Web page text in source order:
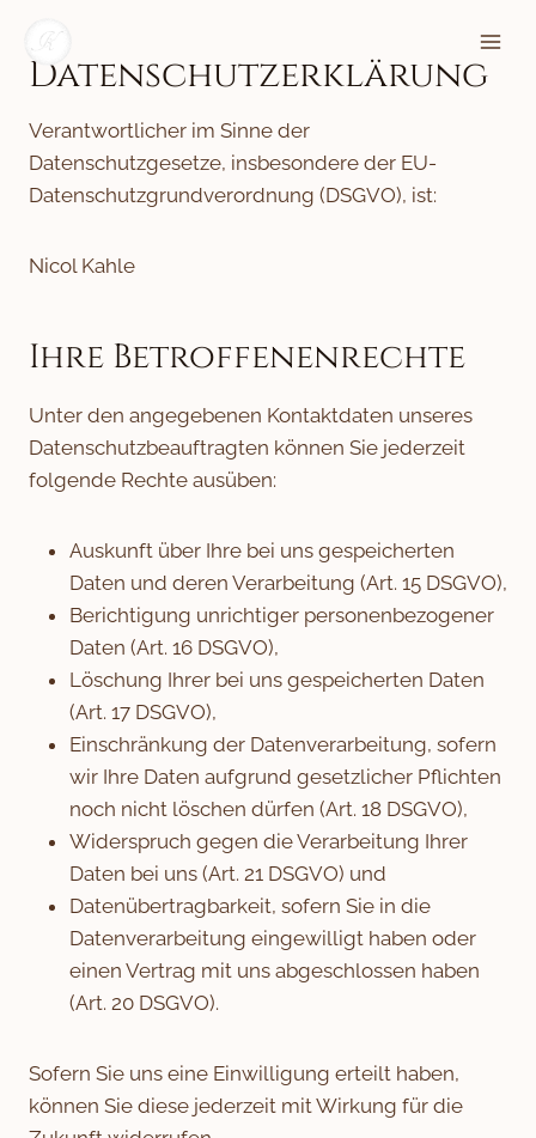
Inhalt
springen
Datenschutzerklärung
Verantwortlicher im Sinne der
Datenschutzgesetze, insbesondere der EU-
Datenschutzgrundverordnung (DSGVO), ist:
Nicol Kahle
Ihre Betroffenenrechte
Unter den angegebenen Kontaktdaten unseres
Datenschutzbeauftragten können Sie jederzeit
folgende Rechte ausüben:
Auskunft über Ihre bei uns gespeicherten
Daten und deren Verarbeitung (Art. 15 DSGVO),
Berichtigung unrichtiger personenbezogener
Daten (Art. 16 DSGVO),
Löschung Ihrer bei uns gespeicherten Daten
(Art. 17 DSGVO),
Einschränkung der Datenverarbeitung, sofern
wir Ihre Daten aufgrund gesetzlicher Pflichten
noch nicht löschen dürfen (Art. 18 DSGVO),
Widerspruch gegen die Verarbeitung Ihrer
Daten bei uns (Art. 21 DSGVO) und
Datenübertragbarkeit, sofern Sie in die
Datenverarbeitung eingewilligt haben oder
einen Vertrag mit uns abgeschlossen haben
(Art. 20 DSGVO).
Sofern Sie uns eine Einwilligung erteilt haben,
können Sie diese jederzeit mit Wirkung für die